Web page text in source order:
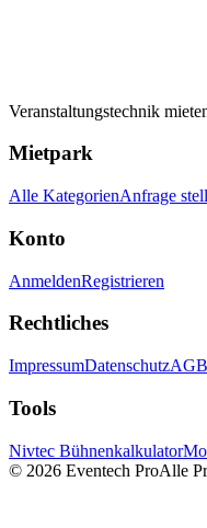
Veranstaltungstechnik
Mietpark
Alle KategorienAnfrage
Konto
AnmeldenRegistrieren
Rechtliches
ImpressumDatenschutzAGB
Tools
Nivtec Bühnenkalkulator
© 2026 Eventech ProAlle